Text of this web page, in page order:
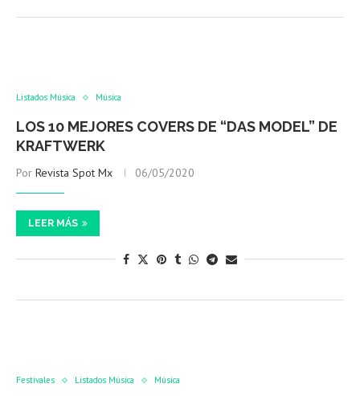
Listados Música Música
LOS 10 MEJORES COVERS DE “DAS MODEL” DE
KRAFTWERK
Por Revista Spot Mx 06/05/2020
LEER MÁS
Festivales Listados Música Música